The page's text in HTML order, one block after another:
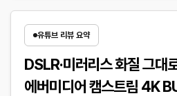
유튜브 리뷰 요약
DSLR·미러리스 화질 그대
에버미디어 캠스트림 4K